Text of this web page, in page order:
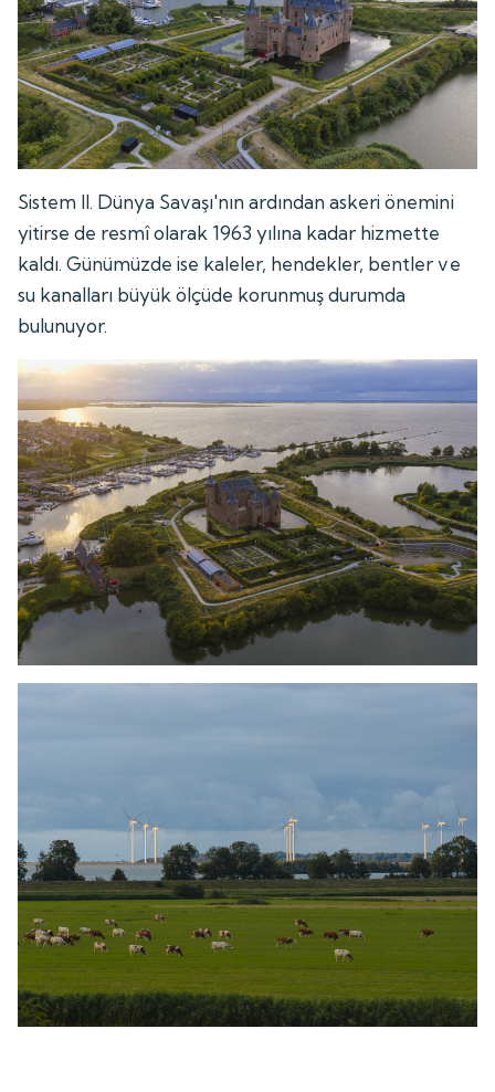
Sistem II. Dünya Savaşı'nın ardından askeri önemini
yitirse de resmî olarak 1963 yılına kadar hizmette
kaldı. Günümüzde ise kaleler, hendekler, bentler ve
su kanalları büyük ölçüde korunmuş durumda
bulunuyor.